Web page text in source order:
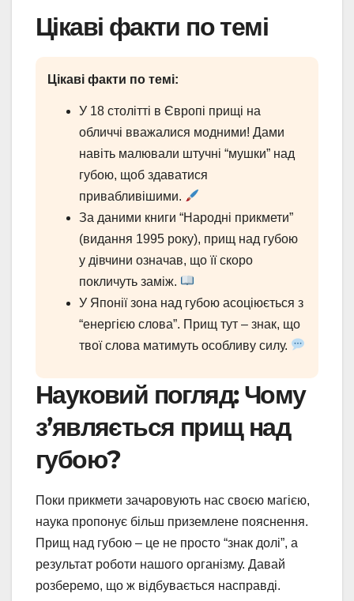
Цікаві факти по темі
Цікаві факти по темі:
У 18 столітті в Європі прищі на
обличчі вважалися модними! Дами
навіть малювали штучні “мушки” над
губою, щоб здаватися
привабливішими.
За даними книги “Народні прикмети”
(видання 1995 року), прищ над губою
у дівчини означав, що її скоро
покличуть заміж.
У Японії зона над губою асоціюється з
“енергією слова”. Прищ тут – знак, що
твої слова матимуть особливу силу.
Науковий погляд: Чому
з’являється прищ над
губою?
Поки прикмети зачаровують нас своєю магією,
наука пропонує більш приземлене пояснення.
Прищ над губою – це не просто “знак долі”, а
результат роботи нашого організму. Давай
розберемо, що ж відбувається насправді.